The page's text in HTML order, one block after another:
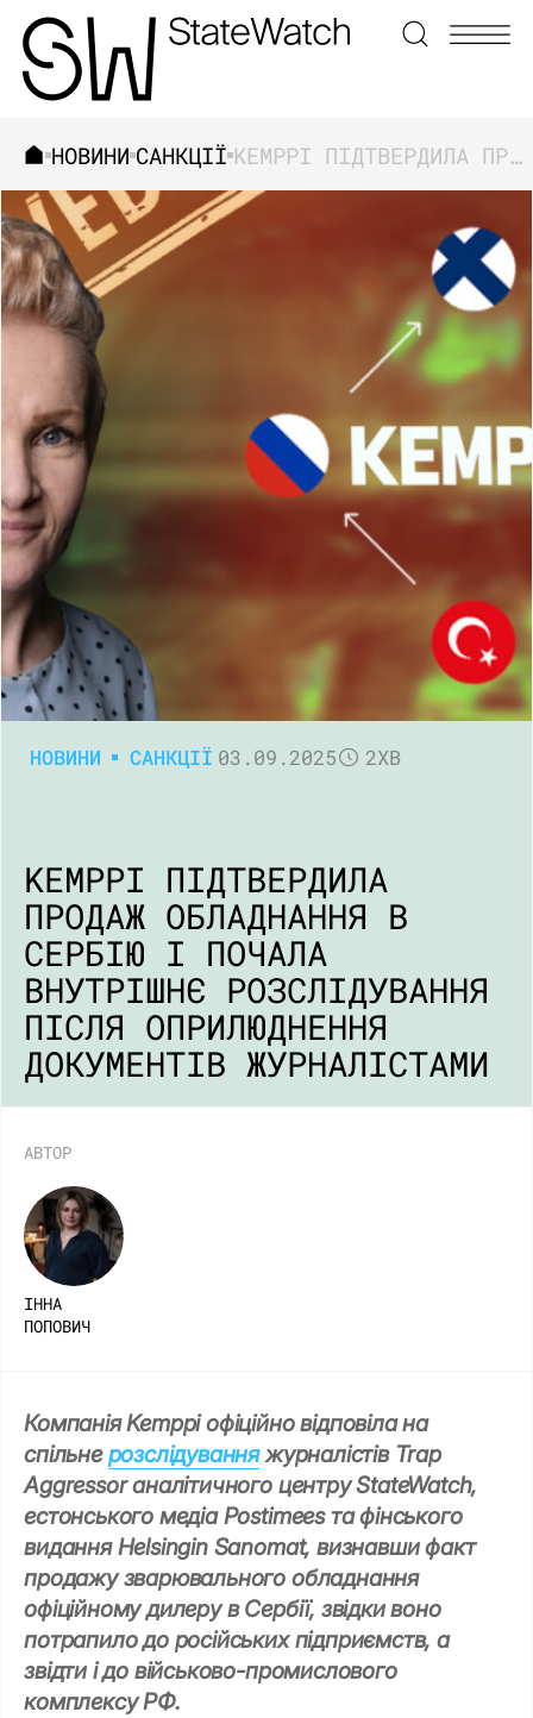
ЗНАЙТИ
НОВИНИ САНКЦІЇ KEMPPI ПІДТВЕРДИЛА ПРОДАЖ ОБЛАДНАННЯ В СЕРБІЮ І ПОЧАЛА ВНУТРІШНЄ РОЗСЛІДУВАННЯ ПІСЛЯ ОПРИЛЮДНЕННЯ ДОКУМЕНТІВ ЖУРНАЛІСТАМИ
НОВИНИ САНКЦІЇ 03.09.2025 2ХВ
KEMPPI ПІДТВЕРДИЛА
ПРОДАЖ ОБЛАДНАННЯ В
СЕРБІЮ І ПОЧАЛА
ВНУТРІШНЄ РОЗСЛІДУВАННЯ
ПІСЛЯ ОПРИЛЮДНЕННЯ
ДОКУМЕНТІВ ЖУРНАЛІСТАМИ
АВТОР
ІННА
ПОПОВИЧ
Компанія Kemppi офіційно відповіла на
спільнерозслідуванняжурналістів Trap
Aggressor аналітичного центру StateWatch,
естонського медіа Postimees та фінського
видання Helsingin Sanomat, визнавши факт
продажу зварювального обладнання
офіційному дилеру в Сербії, звідки воно
потрапило до російських підприємств, а
звідти і до військово-промислового
комплексу РФ.